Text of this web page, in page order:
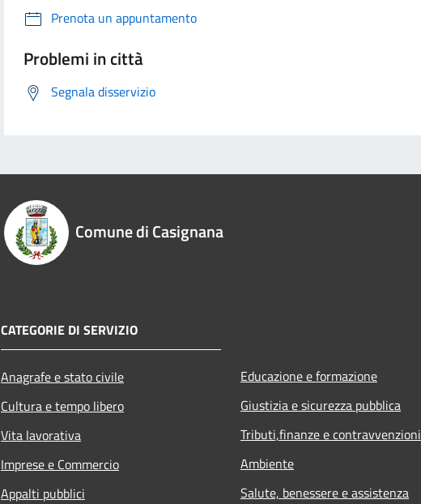
Prenota un appuntamento
Problemi in città
Segnala disservizio
Comune di Casignana
CATEGORIE DI SERVIZIO
Anagrafe e stato civile
Cultura e tempo libero
Vita lavorativa
Imprese e Commercio
Appalti pubblici
Educazione e formazione
Giustizia e sicurezza pubblica
Tributi,finanze e contravvenzioni
Ambiente
Salute, benessere e assistenza